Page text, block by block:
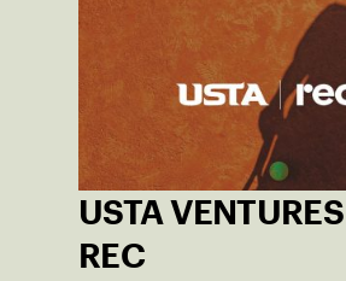
USTA
REC